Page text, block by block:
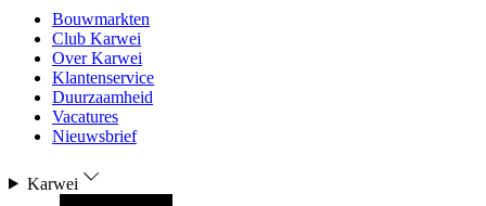
Bouwmarkten
Club Karwei
Over Karwei
Klantenservice
Duurzaamheid
Vacatures
Nieuwsbrief
Karwei